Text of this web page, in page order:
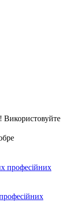
Використовуйте